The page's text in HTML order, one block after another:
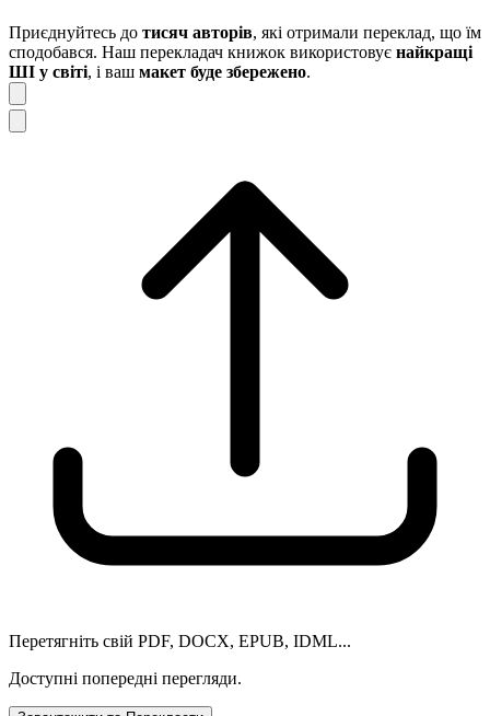
Приєднуйтесь до тисяч авторів, які отримали переклад, що їм
сподобався. Наш перекладач книжок використовує найкращі
ШІ у світі, і ваш макет буде збережено.
Перетягніть свій PDF, DOCX, EPUB, IDML...
Доступні попередні перегляди.